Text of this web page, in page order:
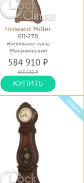
Howard Miller
611-278
Напольные часы
Механический
584 910 ₽
688 132 ₽
КУПИТЬ